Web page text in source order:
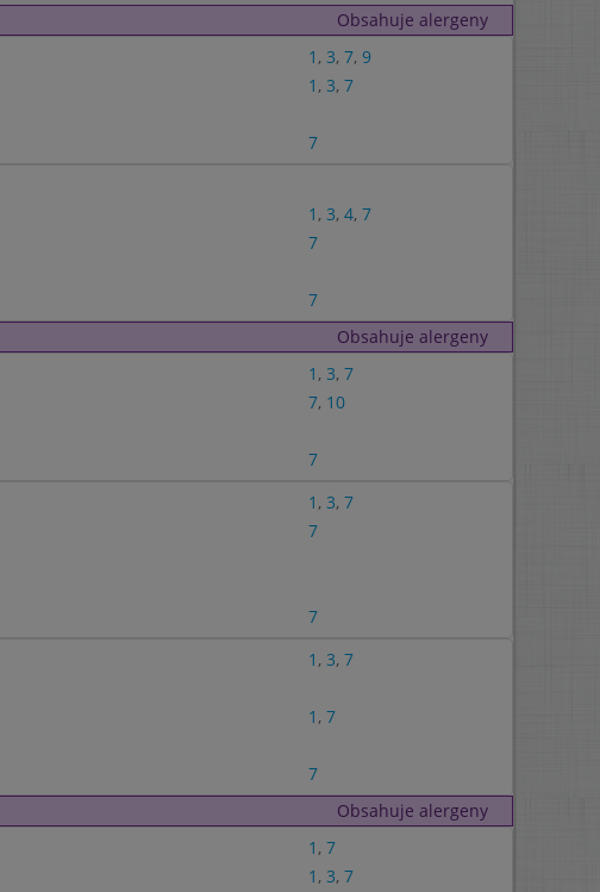
Obsahuje alergeny
1 , 3, 7, 9
1 , 3, 7
7
1 , 3, 4, 7
7
7
Obsahuje alergeny
1 , 3, 7
7, 10
7
1 , 3, 7
7
7
1 , 3, 7
1 , 7
7
Obsahuje alergeny
1 , 7
1 , 3, 7